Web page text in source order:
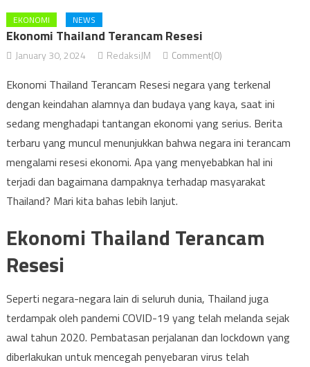
EKONOMI NEWS
Ekonomi Thailand Terancam Resesi
January 30, 2024 RedaksiJM Comment(0)
Ekonomi Thailand Terancam Resesi negara yang terkenal
dengan keindahan alamnya dan budaya yang kaya, saat ini
sedang menghadapi tantangan ekonomi yang serius. Berita
terbaru yang muncul menunjukkan bahwa negara ini terancam
mengalami resesi ekonomi. Apa yang menyebabkan hal ini
terjadi dan bagaimana dampaknya terhadap masyarakat
Thailand? Mari kita bahas lebih lanjut.
Ekonomi Thailand Terancam
Resesi
Seperti negara-negara lain di seluruh dunia, Thailand juga
terdampak oleh pandemi COVID-19 yang telah melanda sejak
awal tahun 2020. Pembatasan perjalanan dan lockdown yang
diberlakukan untuk mencegah penyebaran virus telah